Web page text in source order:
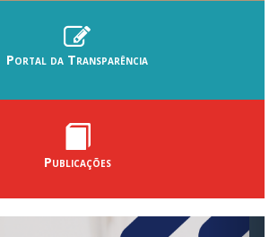
Portal da Transparência
Publicações